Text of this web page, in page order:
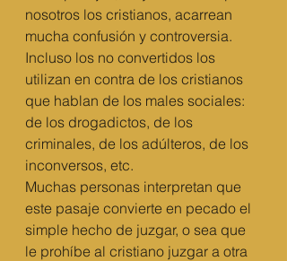
nosotros los cristianos, acarrean
mucha confusión y controversia.
Incluso los no convertidos los
utilizan en contra de los cristianos
que hablan de los males sociales:
de los drogadictos, de los
criminales, de los adúlteros, de los
inconversos, etc.
Muchas personas interpretan que
este pasaje convierte en pecado el
simple hecho de juzgar, o sea que
le prohíbe al cristiano juzgar a otra